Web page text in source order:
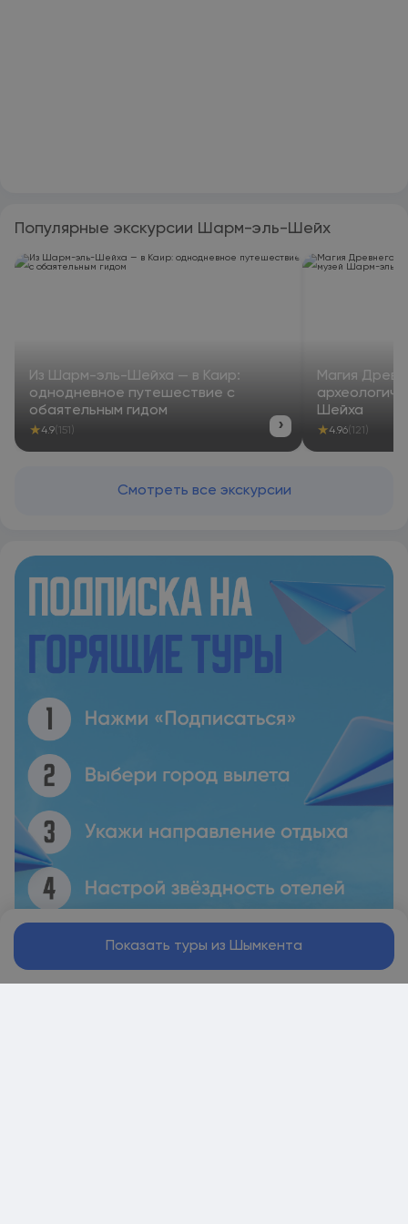
Популярные экскурсии Шарм-эль-Шейх
Из Шарм-эль-Шейха — в Каир:
однодневное путешествие с
обаятельным гидом
★4.9(151) ›
Магия
Шейха
★4.96(121)
Смотреть все экскурсии
Показать туры из Шымкента